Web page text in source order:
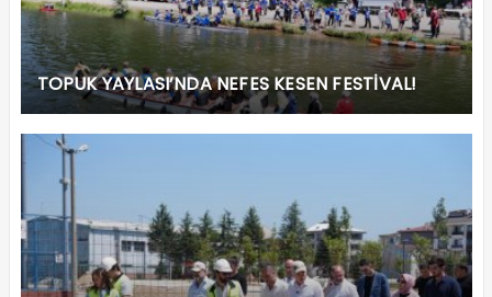
TOPUK YAYLASI’NDA NEFES KESEN FESTİVAL!